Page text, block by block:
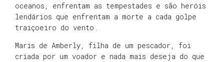
oceanos, enfrentam as tempestades e são heróis
lendários que enfrentam a morte a cada golpe
traiçoeiro do vento.
Maris de Amberly, filha de um pescador, foi
criada por um voador e nada mais deseja do que